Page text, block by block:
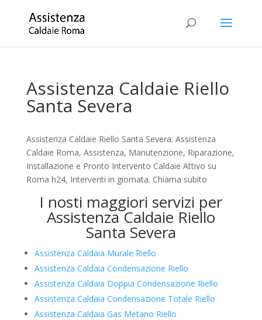
Assistenza Caldaie Riello
Santa Severa
Assistenza Caldaie Riello Santa Severa: Assistenza
Caldaie Roma, Assistenza, Manutenzione, Riparazione,
Installazione e Pronto Intervento Caldaie Attivo su
Roma h24, Interventi in giornata. Chiama subito
I nosti maggiori servizi per
Assistenza Caldaie Riello
Santa Severa
Assistenza Caldaia Murale Riello
Assistenza Caldaia Condensazione Riello
Assistenza Caldaia Doppia Condensazione Riello
Assistenza Caldaia Condensazione Totale Riello
Assistenza Caldaia Gas Metano Riello